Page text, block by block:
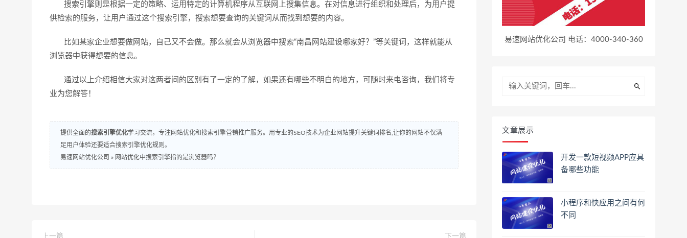
搜索引擎则是根据一定的策略、运用特定的计算机程序从互联网上搜集信息。在对信息进行组织和处理后，为用户提
供检索的服务，让用户通过这个搜索引擎，搜索想要查询的关键词从而找到想要的内容。
比如某家企业想要做网站，自己又不会做。那么就会从浏览器中搜索“南昌网站建设哪家好？”等关键词，这样就能从
浏览器中获得想要的信息。
通过以上介绍相信大家对这两者间的区别有了一定的了解，如果还有哪些不明白的地方，可随时来电咨询，我们将专
业为您解答！
提供全面的搜索引擎优化学习交流，专注网站优化和搜索引擎营销推广服务。用专业的SEO技术为企业网站提升关键词排名,让你的网站不仅满
足用户体验还要适合搜索引擎优化规则。
易速网站优化公司 » 网站优化中搜索引擎指的是浏览器吗？
上一篇
下一篇
易速网站优化公司 电话：4000-340-360
文章展示
开发一款短视频APP应具
备哪些功能
小程序和快应用之间有何
不同